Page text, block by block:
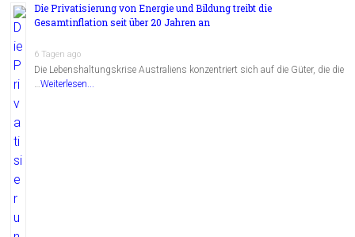
Die Privatisierung von Energie und Bildung treibt die
Gesamtinflation seit über 20 Jahren an
6 Tagen ago
Die Lebenshaltungskrise Australiens konzentriert sich auf die Güter, die die
…Weiterlesen...